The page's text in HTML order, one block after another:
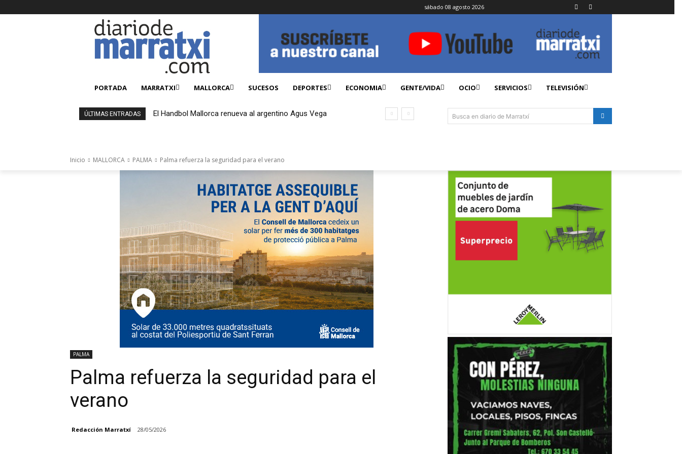
sábado 08 agosto 2026
PORTADA MARRATXI MALLORCA SUCESOS DEPORTES ECONOMIA GENTE/VIDA OCIO SERVICIOS TELEVISIÓN
ÚLTIMAS ENTRADAS El Handbol Mallorca renueva al argentino Agus Vega Busca en diario de Marratxí
Inicio MALLORCA PALMA Palma refuerza la seguridad para el verano
PALMA
Palma refuerza la seguridad para el
verano
Redacción Marratxí 28/05/2026